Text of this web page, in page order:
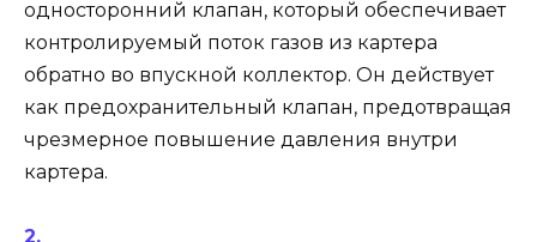
односторонний клапан, который обеспечивает
контролируемый поток газов из картера
обратно во впускной коллектор. Он действует
как предохранительный клапан, предотвращая
чрезмерное повышение давления внутри
картера.